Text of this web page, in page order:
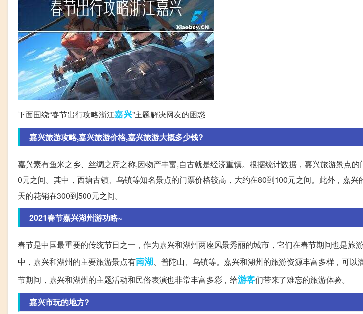
下面围绕“春节出行攻略浙江嘉兴”主题解决网友的困惑
嘉兴旅游攻略,嘉兴旅游价格,嘉兴旅游大概多少钱?
嘉兴素有鱼米之乡、丝绸之府之称,因物产丰富,自古就是经济重镇。根据统计数据，嘉兴旅游景点
0元之间。其中，西塘古镇、乌镇等知名景点的门票价格较高，大约在80到100元之间。此外，嘉
天的花销在300到500元之间。
2021春节嘉兴湖州游功略~
春节是中国最重要的传统节日之一，作为嘉兴和湖州两座风景秀丽的城市，它们在春节期间也是旅
中，嘉兴和湖州的主要旅游景点有南湖、普陀山、乌镇等。嘉兴和湖州的旅游资源丰富多样，可以
节期间，嘉兴和湖州的主题活动和民俗表演也非常丰富多彩，给游客们带来了难忘的旅游体验。
嘉兴市玩的地方?